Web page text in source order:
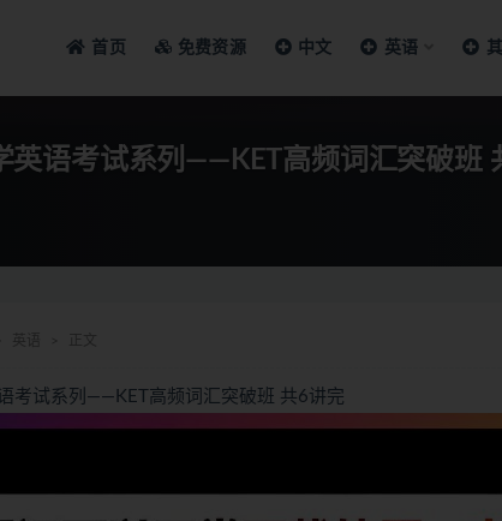
首页 免费资源 中文 英语
英语考试系列——KET高频词汇突破班
考试系列——KET高频词汇突破班 共6讲完